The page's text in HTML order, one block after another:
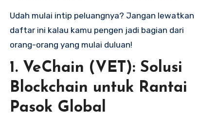
Udah mulai intip peluangnya? Jangan lewatkan
daftar ini kalau kamu pengen jadi bagian dari
orang-orang yang mulai duluan!
1. VeChain (VET): Solusi
Blockchain untuk Rantai
Pasok Global